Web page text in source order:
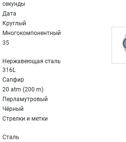
секунды
Дата
Круглый
Многокомпонентный
35
Нержавеющая сталь
316L
Сапфир
20 atm (200 m)
Перламутровый
Чёрный
Стрелки и метки
Сталь